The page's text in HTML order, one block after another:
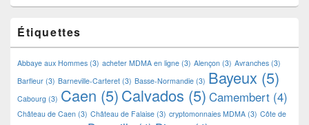
Étiquettes
Abbaye aux Hommes (3) acheter MDMA en ligne (3) Alençon (3) Avranches (3)
Barfleur (3) Barneville-Carteret (3) Basse-Normandie (3) Bayeux (5)
Cabourg (3) Caen (5)Calvados (5) Camembert (4)
Château de Caen (3) Château de Falaise (3) cryptomonnaies MDMA (3) Côte de